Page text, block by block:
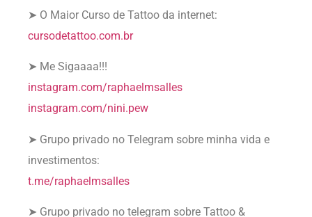
➤ O Maior Curso de Tattoo da internet:
cursodetattoo.com.br
➤ Me Sigaaaa!!!
instagram.com/raphaelmsalles
instagram.com/nini.pew
➤ Grupo privado no Telegram sobre minha vida e
investimentos:
t.me/raphaelmsalles
➤ Grupo privado no telegram sobre Tattoo &